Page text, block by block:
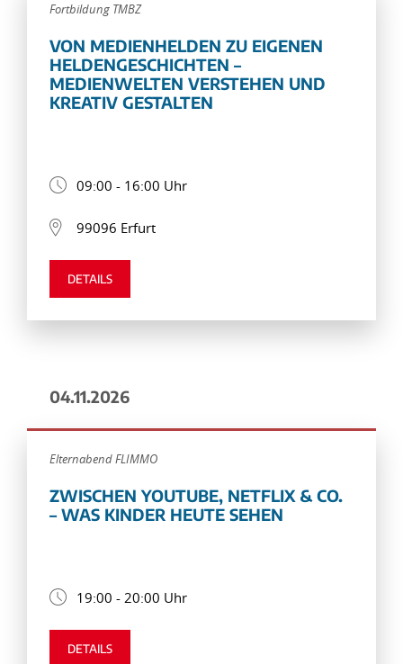
Fortbildung TMBZ
VON MEDIENHELDEN ZU EIGENEN
HELDENGESCHICHTEN –
MEDIENWELTEN VERSTEHEN UND
KREATIV GESTALTEN
09:00 - 16:00 Uhr
99096 Erfurt
DETAILS
04.11.2026
Elternabend FLIMMO
ZWISCHEN YOUTUBE, NETFLIX & CO.
– WAS KINDER HEUTE SEHEN
19:00 - 20:00 Uhr
DETAILS